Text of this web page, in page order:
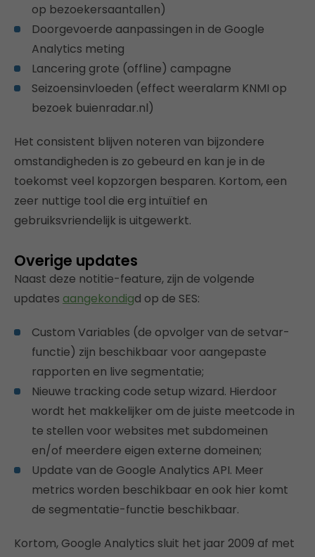
op bezoekersaantallen)
Doorgevoerde aanpassingen in de Google
Analytics meting
Lancering grote (offline) campagne
Seizoensinvloeden (effect weeralarm KNMI op
bezoek buienradar.nl)
Het consistent blijven noteren van bijzondere
omstandigheden is zo gebeurd en kan je in de
toekomst veel kopzorgen besparen. Kortom, een
zeer nuttige tool die erg intuïtief en
gebruiksvriendelijk is uitgewerkt.
Overige updates
Naast deze notitie-feature, zijn de volgende
updates aangekondigd op de SES:
Custom Variables (de opvolger van de setvar-
functie) zijn beschikbaar voor aangepaste
rapporten en live segmentatie;
Nieuwe tracking code setup wizard. Hierdoor
wordt het makkelijker om de juiste meetcode in
te stellen voor websites met subdomeinen
en/of meerdere eigen externe domeinen;
Update van de Google Analytics API. Meer
metrics worden beschikbaar en ook hier komt
de segmentatie-functie beschikbaar.
Kortom, Google Analytics sluit het jaar 2009 af met